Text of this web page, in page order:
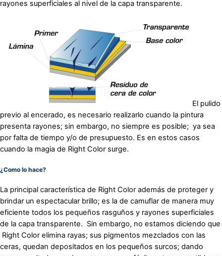
rayones superficiales al nivel de la capa transparente.
El pulido
previo al encerado, es necesario realizarlo cuando la pintura
presenta rayones; sin embargo, no siempre es posible; ya sea
por falta de tiempo y/o de presupuesto. Es en estos casos
cuando la magia de Right Color surge.
¿Como lo hace?
La principal característica de Right Color además de proteger y
brindar un espectacular brillo; es la de camuflar de manera muy
eficiente todos los pequeños rasguños y rayones superficiales
de la capa transparente. Sin embargo, no estamos diciendo que
Right Color elimina rayas; sus pigmentos mezclados con las
ceras, quedan depositados en los pequeños surcos; dando